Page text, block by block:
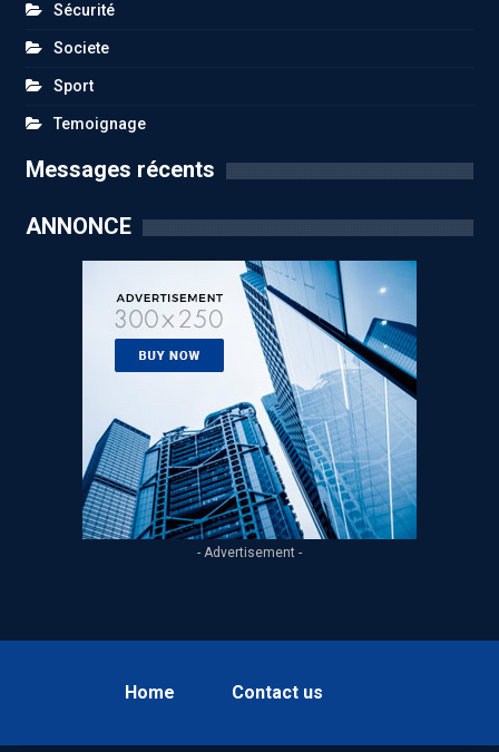
Sécurité
Societe
Sport
Temoignage
Messages récents
ANNONCE
- Advertisement -
Home Contact us